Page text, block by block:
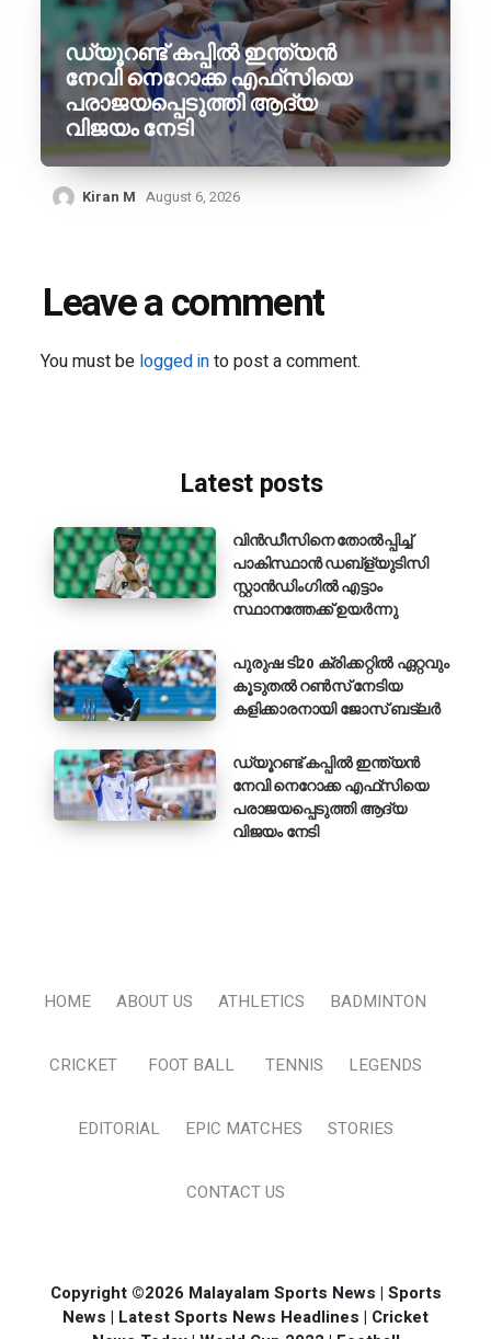
ഡ്യൂറണ്ട് കപ്പിൽ ഇന്ത്യൻ
നേവി നെറോക്ക എഫ്‌സിയെ
പരാജയപ്പെടുത്തി ആദ്യ
വിജയം നേടി
Kiran M August 6, 2026
Leave a comment
You must be logged into post a comment.
Latest posts
വിൻഡീസിനെ തോൽപ്പിച്ച്
പാകിസ്ഥാൻ ഡബ്ള്യുടിസി
സ്റ്റാൻഡിംഗിൽ എട്ടാം
സ്ഥാനത്തേക്ക് ഉയർന്നു
പുരുഷ ടി20 ക്രിക്കറ്റിൽ ഏറ്റവും
കൂടുതൽ റൺസ് നേടിയ
കളിക്കാരനായി ജോസ് ബട്‌ലർ
ഡ്യൂറണ്ട് കപ്പിൽ ഇന്ത്യൻ
നേവി നെറോക്ക എഫ്‌സിയെ
പരാജയപ്പെടുത്തി ആദ്യ
വിജയം നേടി
HOME ABOUT US ATHLETICS BADMINTON
CRICKET FOOT BALL TENNIS LEGENDS
EDITORIAL EPIC MATCHES STORIES
CONTACT US
Copyright ©2026 Malayalam Sports News | Sports
News | Latest Sports News Headlines | Cricket